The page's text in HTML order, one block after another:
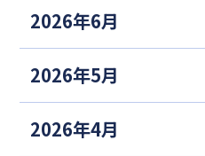
2026年6月
2026年5月
2026年4月